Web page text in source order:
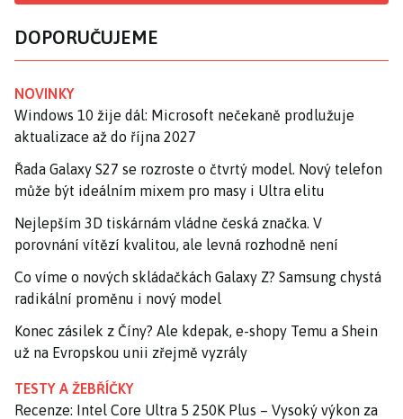
DOPORUČUJEME
NOVINKY
Windows 10 žije dál: Microsoft nečekaně prodlužuje
aktualizace až do října 2027
Řada Galaxy S27 se rozroste o čtvrtý model. Nový telefon
může být ideálním mixem pro masy i Ultra elitu
Nejlepším 3D tiskárnám vládne česká značka. V
porovnání vítězí kvalitou, ale levná rozhodně není
Co víme o nových skládačkách Galaxy Z? Samsung chystá
radikální proměnu i nový model
Konec zásilek z Číny? Ale kdepak, e-shopy Temu a Shein
už na Evropskou unii zřejmě vyzrály
TESTY A ŽEBŘÍČKY
Recenze: Intel Core Ultra 5 250K Plus – Vysoký výkon za